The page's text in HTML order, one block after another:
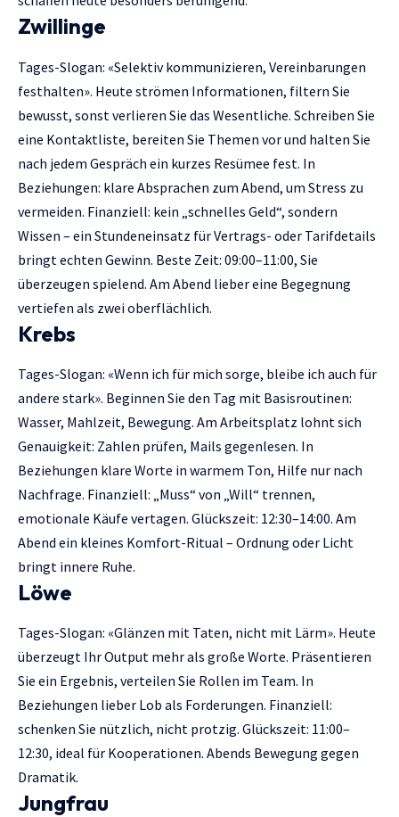
Zwillinge
Tages-Slogan: «Selektiv kommunizieren, Vereinbarungen
festhalten». Heute strömen Informationen, filtern Sie
bewusst, sonst verlieren Sie das Wesentliche. Schreiben Sie
eine Kontaktliste, bereiten Sie Themen vor und halten Sie
nach jedem Gespräch ein kurzes Resümee fest. In
Beziehungen: klare Absprachen zum Abend, um Stress zu
vermeiden. Finanziell: kein „schnelles Geld“, sondern
Wissen – ein Stundeneinsatz für Vertrags- oder Tarifdetails
bringt echten Gewinn. Beste Zeit: 09:00–11:00, Sie
überzeugen spielend. Am Abend lieber eine Begegnung
vertiefen als zwei oberflächlich.
Krebs
Tages-Slogan: «Wenn ich für mich sorge, bleibe ich auch für
andere stark». Beginnen Sie den Tag mit Basisroutinen:
Wasser, Mahlzeit, Bewegung. Am Arbeitsplatz lohnt sich
Genauigkeit: Zahlen prüfen, Mails gegenlesen. In
Beziehungen klare Worte in warmem Ton, Hilfe nur nach
Nachfrage. Finanziell: „Muss“ von „Will“ trennen,
emotionale Käufe vertagen. Glückszeit: 12:30–14:00. Am
Abend ein kleines Komfort-Ritual – Ordnung oder Licht
bringt innere Ruhe.
Löwe
Tages-Slogan: «Glänzen mit Taten, nicht mit Lärm». Heute
überzeugt Ihr Output mehr als große Worte. Präsentieren
Sie ein Ergebnis, verteilen Sie Rollen im Team. In
Beziehungen lieber Lob als Forderungen. Finanziell:
schenken Sie nützlich, nicht protzig. Glückszeit: 11:00–
12:30, ideal für Kooperationen. Abends Bewegung gegen
Dramatik.
Jungfrau